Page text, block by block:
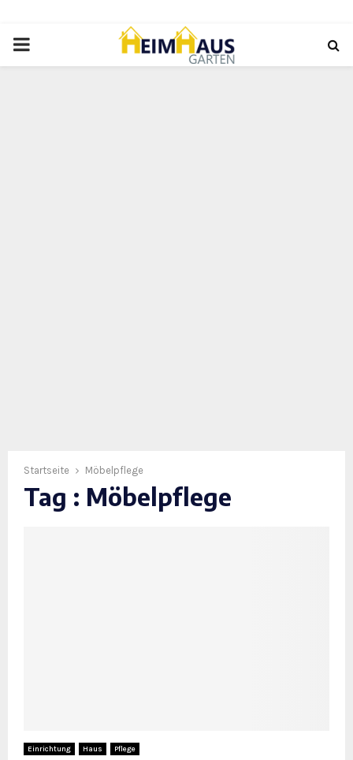
PRIMARY
Startseite Möbelpflege
Tag : Möbelpflege
Einrichtung Haus Pflege